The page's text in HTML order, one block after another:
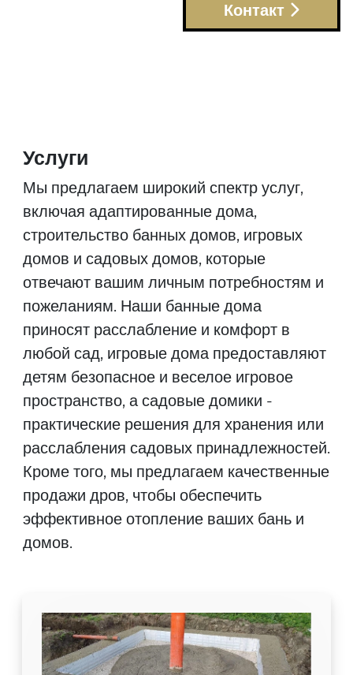
Контакт
Услуги
Мы предлагаем широкий спектр услуг,
включая адаптированные дома,
строительство банных домов, игровых
домов и садовых домов, которые
отвечают вашим личным потребностям и
пожеланиям. Наши банные дома
приносят расслабление и комфорт в
любой сад, игровые дома предоставляют
детям безопасное и веселое игровое
пространство, а садовые домики -
практические решения для хранения или
расслабления садовых принадлежностей.
Кроме того, мы предлагаем качественные
продажи дров, чтобы обеспечить
эффективное отопление ваших бань и
домов.